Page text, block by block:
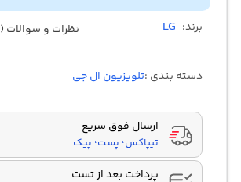
برند: LG نظرات و سوالات (1) :
دسته بندی :تلویزیون ال جی
ارسال فوق سریع
تیپاکس؛ پست؛ پیک
پرداخت بعد از تست